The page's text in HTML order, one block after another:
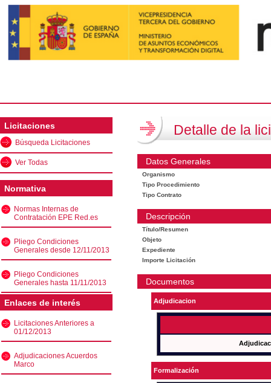
Licitaciones
Búsqueda Licitaciones
Ver Todas
Normativa
Normas Internas de
Contratación EPE Red.es
Pliego Condiciones
Generales desde 12/11/2013
Pliego Condiciones
Generales hasta 11/11/2013
Enlaces de interés
Licitaciones Anteriores a
01/12/2013
Adjudicaciones Acuerdos
Marco
Detalle de la
Datos Generales
Organismo
Tipo Procedimiento
Tipo Contrato
Descripción
Título/Resumen
Objeto
Expediente
Importe Licitación
Documentos
Adjudicacion
Formalización